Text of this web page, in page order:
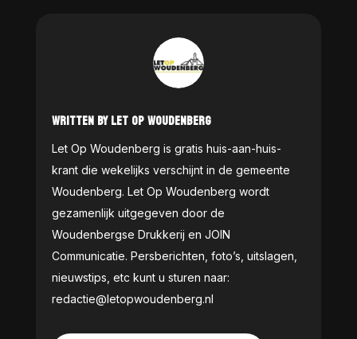
WRITTEN BY LET OP WOUDENBERG
Let Op Woudenberg is gratis huis-aan-huis-
krant die wekelijks verschijnt in de gemeente
Woudenberg. Let Op Woudenberg wordt
gezamenlijk uitgegeven door de
Woudenbergse Drukkerij en JOIN
Communicatie. Persberichten, foto’s, uitslagen,
nieuwstips, etc kunt u sturen naar:
redactie@letopwoudenberg.nl